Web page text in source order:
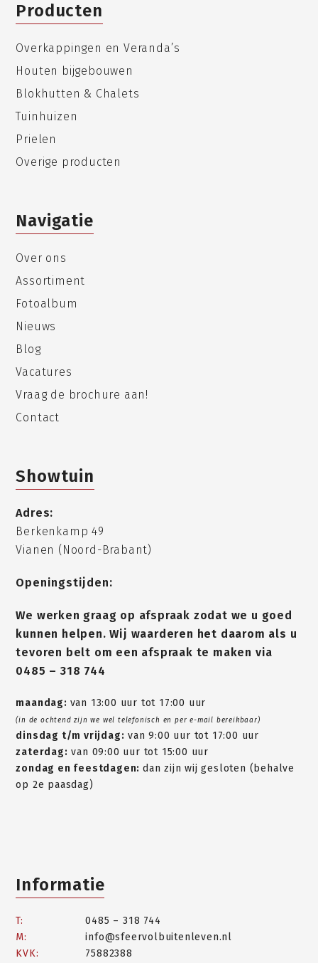
Producten
Overkappingen en Veranda’s
Houten bijgebouwen
Blokhutten & Chalets
Tuinhuizen
Prielen
Overige producten
Navigatie
Over ons
Assortiment
Fotoalbum
Nieuws
Blog
Vacatures
Vraag de brochure aan!
Contact
Showtuin
Adres:
Berkenkamp 49
Vianen (Noord-Brabant)
Openingstijden:
We werken graag op afspraak zodat we u goed
kunnen helpen. Wij waarderen het daarom als u
tevoren belt om een afspraak te maken via
0485 – 318 744
maandag: van 13:00 uur tot 17:00 uur
(in de ochtend zijn we wel telefonisch en per e-mail bereikbaar)
dinsdag t/m vrijdag: van 9:00 uur tot 17:00 uur
zaterdag: van 09:00 uur tot 15:00 uur
zondag en feestdagen:dan zijn wij gesloten (behalve
op 2e paasdag)
Informatie
T:
0485 – 318 744
M:
info@sfeervolbuitenleven.nl
KVK:
75882388